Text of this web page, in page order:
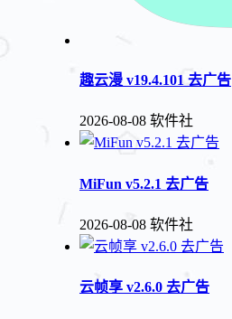
趣云漫 v19.4.101 去广告
2026-08-08 软件社
MiFun v5.2.1 去广告
2026-08-08 软件社
云帧享 v2.6.0 去广告